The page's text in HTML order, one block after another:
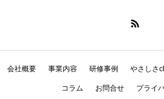
会社概要 事業内容 研修事例 やさしさ
コラム お問合せ プライ